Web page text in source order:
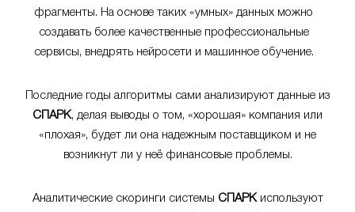
фрагменты. На основе таких «умных» данных можно
создавать более качественные профессиональные
сервисы, внедрять нейросети и машинное обучение.
Последние годы алгоритмы сами анализируют данные из
СПАРК, делая выводы о том, «хорошая» компания или
«плохая», будет ли она надежным поставщиком и не
возникнут ли у неё финансовые проблемы.
Аналитические скоринги системы СПАРКиспользуют